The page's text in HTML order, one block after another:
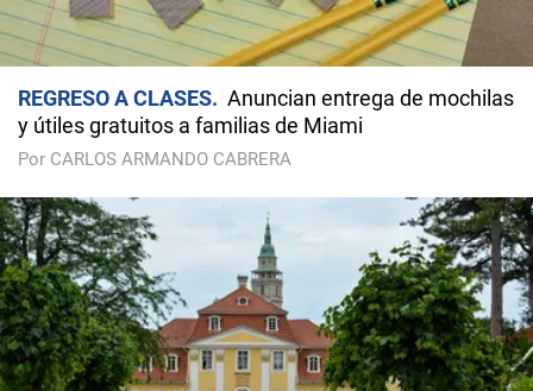
REGRESO A CLASES
Anuncian entrega de mochilas
y útiles gratuitos a familias de Miami
Por CARLOS ARMANDO CABRERA